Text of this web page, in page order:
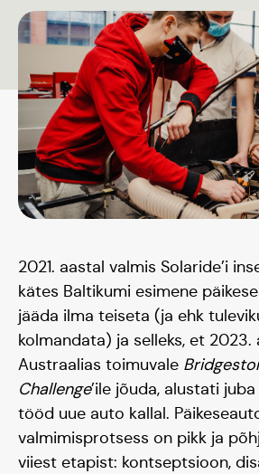
2021. aastal valmis Solaride’i
kätes Baltikumi esimene
jääda ilma teiseta (ja ehk
kolmandata) ja selleks, et 2023.
Austraalias toimuvale
Challenge’ile jõuda, alustati
tööd uue auto kallal.
valmimisprotsess on pikk ja
viiest etapist: kontseptsioon,